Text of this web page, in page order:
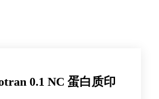
0.1 NC 蛋白质印